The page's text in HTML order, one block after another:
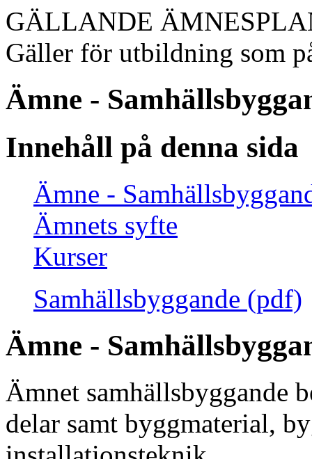
GÄLLANDE
Gäller för utbildning som
Ämne -
Innehåll på denna sida
Ämne -
Ämnets syfte
Kurser
Samhällsbyggande (pdf)
Ämne -
Ämnet samhällsbyggande
delar samt byggmaterial,